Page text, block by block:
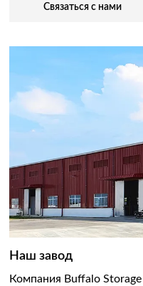
Связаться с нами
Наш завод
Компания Buffalo